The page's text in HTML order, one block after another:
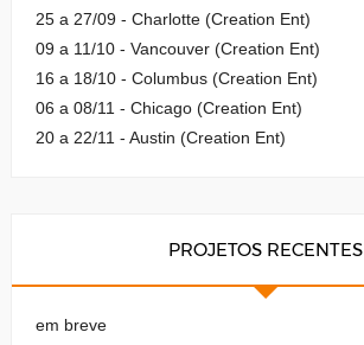
25 a 27/09 - Charlotte (Creation Ent)
09 a 11/10 - Vancouver (Creation Ent)
16 a 18/10 - Columbus (Creation Ent)
06 a 08/11 - Chicago (Creation Ent)
20 a 22/11 - Austin (Creation Ent)
PROJETOS RECENTES
em breve